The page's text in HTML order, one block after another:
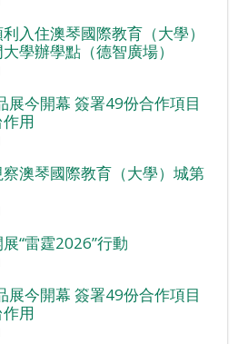
入住澳琴國際教育（大學）
學辦學點（德智廣場）
展今開幕 簽署49份合作項目
用
澳琴國際教育（大學）城第
“雷霆2026”行動
展今開幕 簽署49份合作項目
用